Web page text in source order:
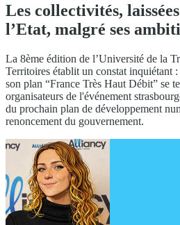
Les collectivités,
l’Etat, malgré ses
La 8ème édition de l’Université de la
Territoires établit un constat inquiétant :
son plan “France Très Haut Débit” se
organisateurs de l'événement
du prochain plan de développement
renoncement du gouvernement.